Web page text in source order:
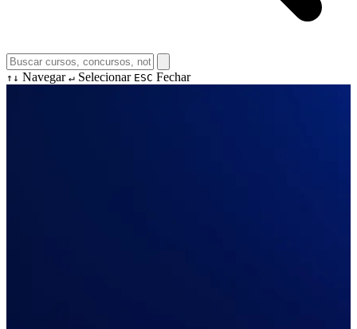
↑↓ Navegar ↵ Selecionar ESC Fechar